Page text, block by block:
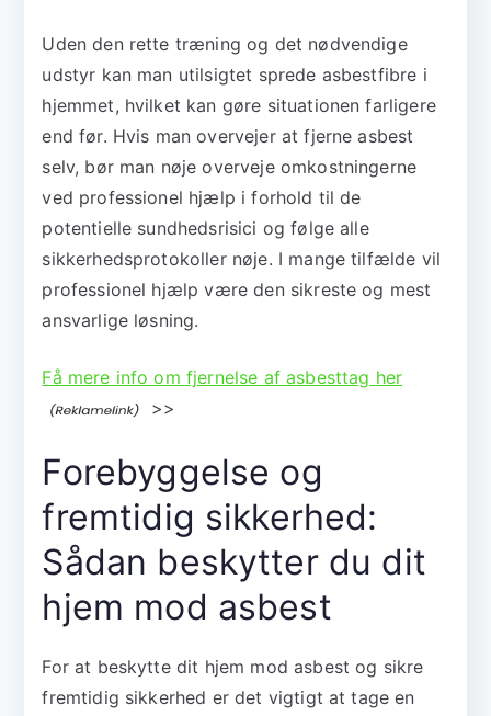
Uden den rette træning og det nødvendige
udstyr kan man utilsigtet sprede asbestfibre i
hjemmet, hvilket kan gøre situationen farligere
end før. Hvis man overvejer at fjerne asbest
selv, bør man nøje overveje omkostningerne
ved professionel hjælp i forhold til de
potentielle sundhedsrisici og følge alle
sikkerhedsprotokoller nøje. I mange tilfælde vil
professionel hjælp være den sikreste og mest
ansvarlige løsning.
Få mere info om fjernelse af asbesttag her
>>
Forebyggelse og
fremtidig sikkerhed:
Sådan beskytter du dit
hjem mod asbest
For at beskytte dit hjem mod asbest og sikre
fremtidig sikkerhed er det vigtigt at tage en